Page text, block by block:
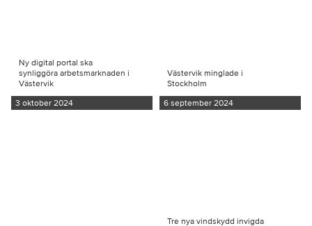
Ny digital portal ska
synliggöra arbetsmarknaden i
Västervik
3 oktober 2024
Västervik minglade i
Stockholm
6 september 2024
Tre nya vindskydd invigda